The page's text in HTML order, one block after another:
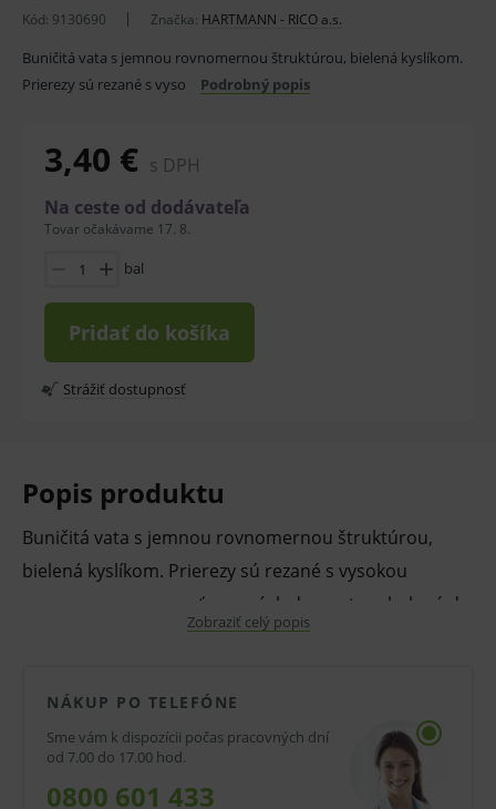
Kód: 9130690 Značka: HARTMANN - RICO a.s.
Buničitá vata s jemnou rovnomernou štruktúrou, bielená kyslíkom.
Prierezy sú rezané s vyso
Podrobný popis
3,40 € s DPH
Na ceste od dodávateľa
Tovar očakávame 17. 8.
bal
Pridať do košíka
Strážiť dostupnosť
Popis produktu
Buničitá vata s jemnou rovnomernou štruktúrou,
bielená kyslíkom. Prierezy sú rezané s vysokou
rozmerovou presnosťou a následne potom balené do
Sú vhodné na rôzne hygienické, lekárske a kozmetické
účely.
Vlastnosti a výhody:
Zobraziť celý popis
NÁKUP PO TELEFÓNE
Sme vám k dispozícii počas pracovných dní
od 7.00 do 17.00 hod.
0800 601 433